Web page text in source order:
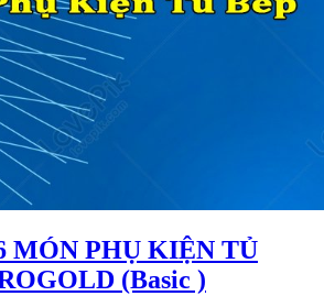
MÓN PHỤ KIỆN TỦ
(Basic )